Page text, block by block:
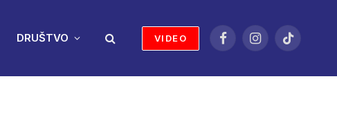
DRUŠTVO VIDEO
FacebookInstagramTikTok